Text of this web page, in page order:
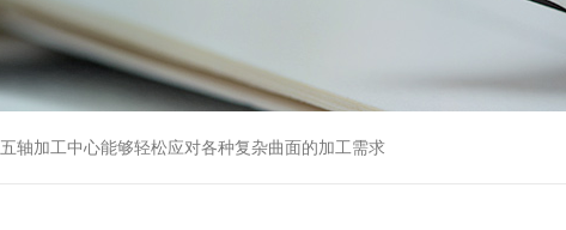
五轴加工中心能够轻松应对各种复杂曲面的加工需求